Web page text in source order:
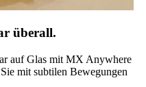
überall.
auf Glas mit MX Anywhere
mit subtilen Bewegungen